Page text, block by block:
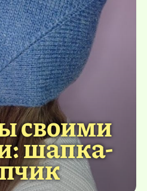
своими
шапка-